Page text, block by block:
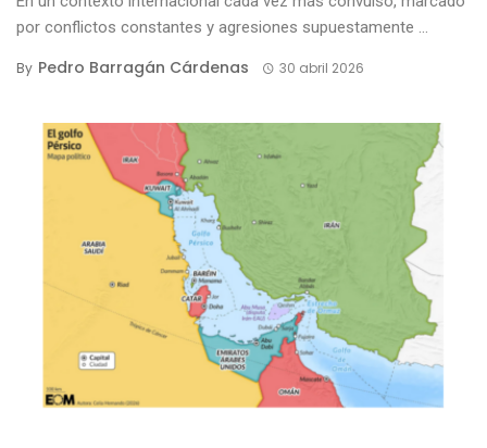
por conflictos constantes y agresiones supuestamente ...
By Pedro Barragán Cárdenas 30 abril 2026